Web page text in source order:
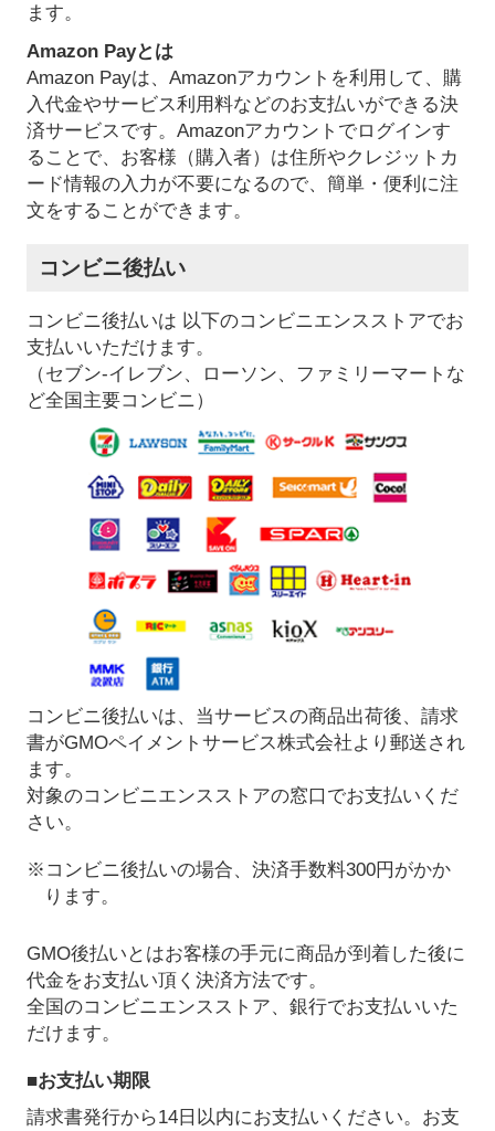
ます。
Amazon Payとは
Amazon Payは、Amazonアカウントを利用して、購
入代金やサービス利用料などのお支払いができる決
済サービスです。Amazonアカウントでログインす
ることで、お客様（購入者）は住所やクレジットカ
ード情報の入力が不要になるので、簡単・便利に注
文をすることができます。
コンビニ後払い
コンビニ後払いは 以下のコンビニエンスストアでお
支払いいただけます。
（セブン-イレブン、ローソン、ファミリーマートな
ど全国主要コンビニ）
コンビニ後払いは、当サービスの商品出荷後、請求
書がGMOペイメントサービス株式会社より郵送され
ます。
対象のコンビニエンスストアの窓口でお支払いくだ
さい。
※コンビニ後払いの場合、決済手数料300円がかか
ります。
GMO後払いとはお客様の手元に商品が到着した後に
代金をお支払い頂く決済方法です。
全国のコンビニエンスストア、銀行でお支払いいた
だけます。
■お支払い期限
請求書発行から14日以内にお支払いください。お支